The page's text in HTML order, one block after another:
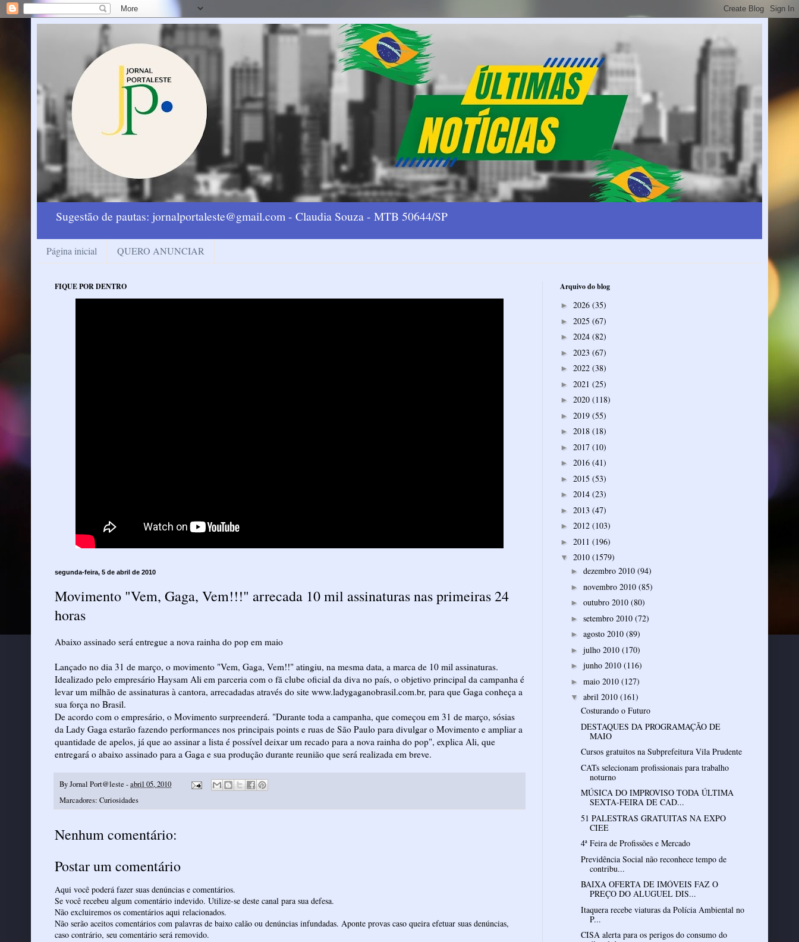
Sugestão de pautas: jornalportaleste@gmail.com - Claudia Souza - MTB 50644/SP
Página inicial QUERO ANUNCIAR
FIQUE POR DENTRO
segunda-feira, 5 de abril de 2010
Movimento "Vem, Gaga, Vem!!!" arrecada 10 mil assinaturas nas primeiras 24
horas
Abaixo assinado será entregue a nova rainha do pop em maio
Lançado no dia 31 de março, o movimento "Vem, Gaga, Vem!!" atingiu, na mesma data, a marca de 10 mil assinaturas.
Idealizado pelo empresário Haysam Ali em parceria com o fã clube oficial da diva no país, o objetivo principal da campanha é
levar um milhão de assinaturas à cantora, arrecadadas através do site www.ladygaganobrasil.com.br, para que Gaga conheça a
sua força no Brasil.
De acordo com o empresário, o Movimento surpreenderá. "Durante toda a campanha, que começou em 31 de março, sósias
da Lady Gaga estarão fazendo performances nos principais points e ruas de São Paulo para divulgar o Movimento e ampliar a
quantidade de apelos, já que ao assinar a lista é possível deixar um recado para a nova rainha do pop", explica Ali, que
entregará o abaixo assinado para a Gaga e sua produção durante reunião que será realizada em breve.
ByJornal Port@leste -abril 05, 2010
Marcadores: Curiosidades
Nenhum comentário:
Postar um comentário
Aqui você poderá fazer suas denúncias e comentários.
Se você recebeu algum comentário indevido. Utilize-se deste canal para sua defesa.
Não excluiremos os comentários aqui relacionados.
Não serão aceitos comentários com palavras de baixo calão ou denúncias infundadas. Aponte provas caso queira efetuar suas denúncias,
caso contrário, seu comentário será removido.
Arquivo do blog
► 2026 (35)
► 2025 (67)
► 2024 (82)
► 2023 (67)
► 2022 (38)
► 2021 (25)
► 2020 (118)
► 2019 (55)
► 2018 (18)
► 2017 (10)
► 2016 (41)
► 2015 (53)
► 2014 (23)
► 2013 (47)
► 2012 (103)
► 2011 (196)
▼ 2010 (1579)
► dezembro 2010 (94)
► novembro 2010 (85)
► outubro 2010 (80)
► setembro 2010 (72)
► agosto 2010 (89)
► julho 2010 (170)
► junho 2010 (116)
► maio 2010 (127)
▼ abril 2010 (161)
Costurando o Futuro
DESTAQUES DA PROGRAMAÇÃO DE
MAIO
Cursos gratuitos na Subprefeitura Vila Prudente
CATs selecionam profissionais para trabalho
noturno
MÚSICA DO IMPROVISO TODA ÚLTIMA
SEXTA-FEIRA DE CAD...
51 PALESTRAS GRATUITAS NA EXPO
CIEE
4ª Feira de Profissões e Mercado
Previdência Social não reconhece tempo de
contribu...
BAIXA OFERTA DE IMÓVEIS FAZ O
PREÇO DO ALUGUEL DIS...
Itaquera recebe viaturas da Polícia Ambiental no
P...
CISA alerta para os perigos do consumo do